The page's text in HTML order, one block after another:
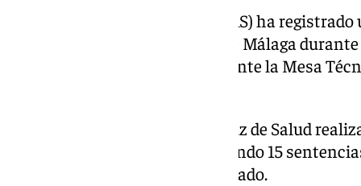
El Servicio Andaluz de Salud (SAS) ha
profesionales en la provincia de Málaga
dado a conocer este jueves durante la Mesa
Los letrados del Servicio Andaluz de Salud
un total de 33 asistencias, logrando 15
tipificadas como delito de atentado.